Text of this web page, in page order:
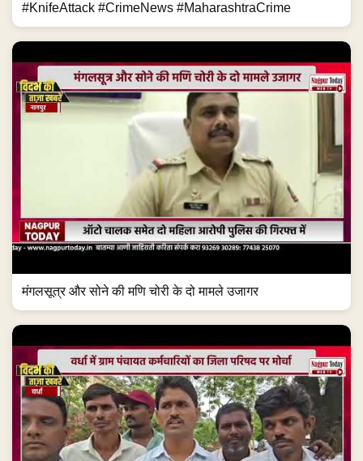
#KnifeAttack #CrimeNews #MaharashtraCrime
मंगलसूत्र और सोने की मणि चोरी के दो मामले उजागर